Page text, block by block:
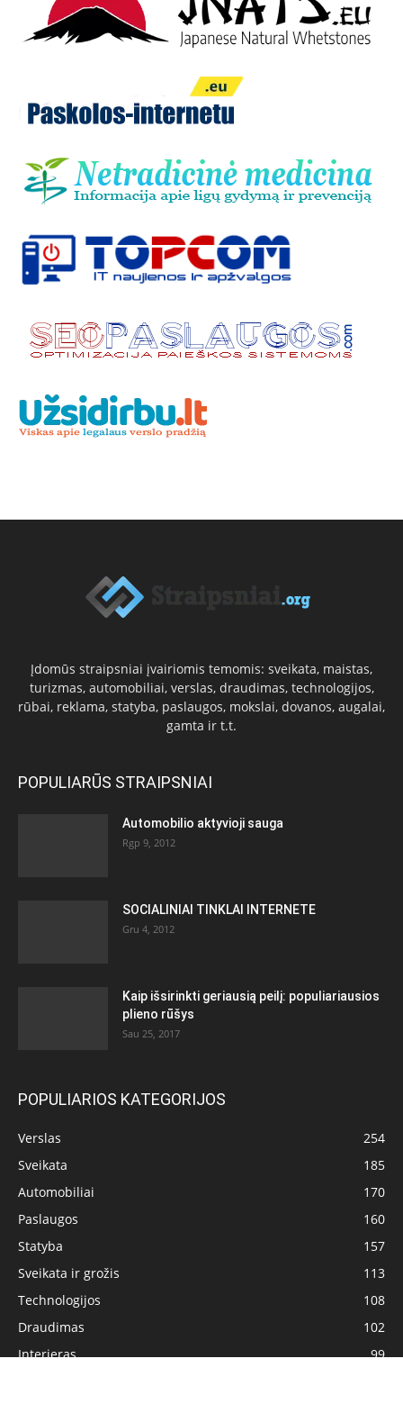
Įdomūs straipsniai įvairiomis temomis: sveikata, maistas,
turizmas, automobiliai, verslas, draudimas, technologijos,
rūbai, reklama, statyba, paslaugos, mokslai, dovanos, augalai,
gamta ir t.t.
POPULIARŪS STRAIPSNIAI
Automobilio aktyvioji sauga
Rgp 9, 2012
SOCIALINIAI TINKLAI INTERNETE
Gru 4, 2012
Kaip išsirinkti geriausią peilį: populiariausios
plieno rūšys
Sau 25, 2017
POPULIARIOS KATEGORIJOS
Verslas
254
Sveikata
185
Automobiliai
170
Paslaugos
160
Statyba
157
Sveikata ir grožis
113
Technologijos
108
Draudimas
102
Interjeras
99